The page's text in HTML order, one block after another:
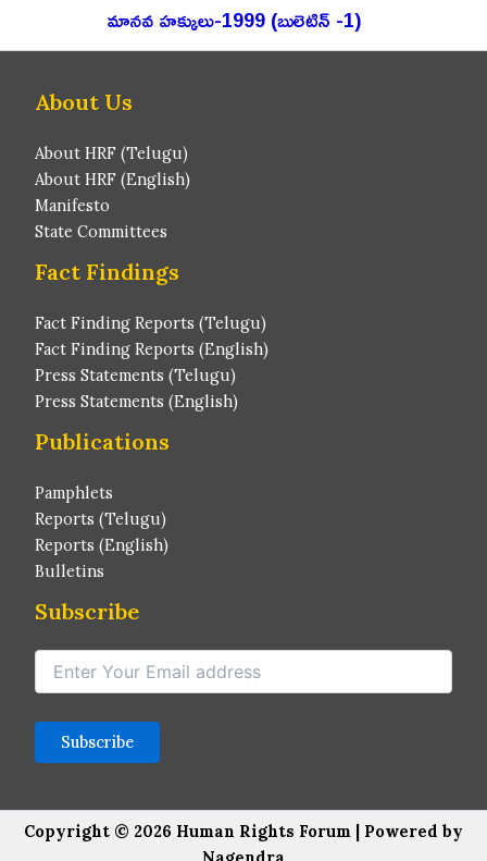
మానవ హక్కులు-1999 (బులెటిన్ -1)
About Us
About HRF (Telugu)
About HRF (English)
Manifesto
State Committees
Fact Findings
Fact Finding Reports (Telugu)
Fact Finding Reports (English)
Press Statements (Telugu)
Press Statements (English)
Publications
Pamphlets
Reports (Telugu)
Reports (English)
Bulletins
Subscribe
Copyright © 2026 Human Rights Forum | Powered by